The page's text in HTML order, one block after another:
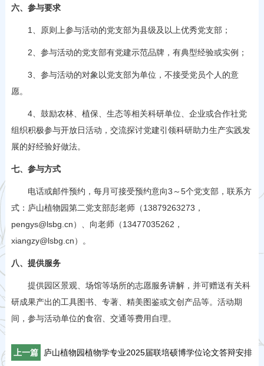
六、参与要求
1、原则上参与活动的党支部为县级及以上优秀党支部；
2、参与活动的党支部有党建示范品牌，有典型经验或实例；
3、参与活动的对象以党支部为单位，不接受党员个人的意
愿。
4、鼓励农林、植保、生态等相关科研单位、企业或合作社党
组织积极参与开放日活动，交流探讨党建引领科研助力生产实践发
展的好经验好做法。
七、参与方式
电话或邮件预约，每月可接受预约意向3～5个党支部，联系方
式：庐山植物园第二党支部彭老师（13879263273，
pengys@lsbg.cn）、向老师（13477035262，
xiangzy@lsbg.cn）。
八、提供服务
提供园区景观、场馆等场所的志愿服务讲解，并可赠送有关科
研成果产出的工具图书、专著、精美图鉴或文创产品等。活动期
间，参与活动单位的食宿、交通等费用自理。
上一篇 庐山植物园植物学专业2025届联培硕博学位论文答辩安排